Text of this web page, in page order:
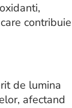
contribuie
de lumina
afectand